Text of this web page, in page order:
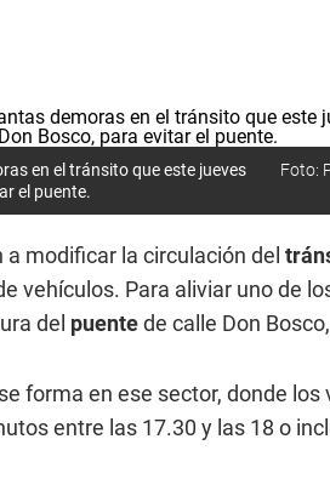
en el tránsito que este jueves
el puente.
Foto:
a modificar la circulación del
vehículos. Para aliviar uno de
del puentede calle Don
forma en ese sector, donde los
entre las 17.30 y las 18 o